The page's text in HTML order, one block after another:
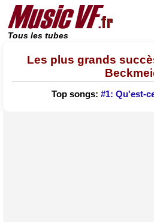
Tous les tubes
Les plus grands
Top songs: #1: Qu'est-